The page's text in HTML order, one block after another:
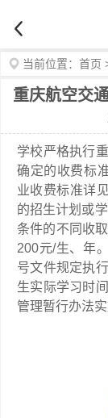
当前位置： 首页
重庆航空交
学校严格执行
确定的收费标
业收费标准详
的招生计划或
条件的不同收
200元/生、年
号文件规定执
生实际学习时
管理暂行办法